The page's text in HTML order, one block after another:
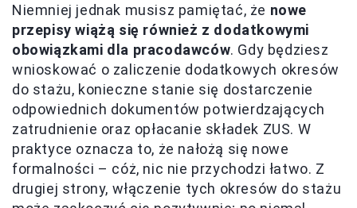
Niemniej jednak musisz pamiętać, że nowe
przepisy wiążą się również z dodatkowymi
obowiązkami dla pracodawców. Gdy będziesz
wnioskować o zaliczenie dodatkowych okresów
do stażu, konieczne stanie się dostarczenie
odpowiednich dokumentów potwierdzających
zatrudnienie oraz opłacanie składek ZUS. W
praktyce oznacza to, że nałożą się nowe
formalności – cóż, nic nie przychodzi łatwo. Z
drugiej strony, włączenie tych okresów do stażu